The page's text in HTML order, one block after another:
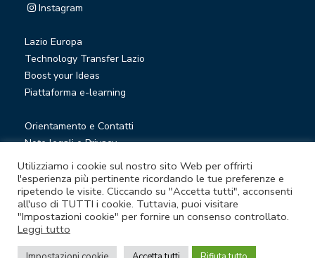
Instagram
Lazio Europa
Technology Transfer Lazio
Boost your Ideas
Piattaforma e-learning
Orientamento e Contatti
Note legali e Privacy
Privacy Newsletter
Società trasparente
Whistleblowing
© Lazio Innova S.p.A. società soggetta a direzione e
coordinamento della Regione Lazio
Utilizziamo i cookie sul nostro sito Web per offrirti
l'esperienza più pertinente ricordando le tue preferenze e
ripetendo le visite. Cliccando su "Accetta tutti", acconsenti
all'uso di TUTTI i cookie. Tuttavia, puoi visitare
"Impostazioni cookie" per fornire un consenso controllato.
Leggi tutto